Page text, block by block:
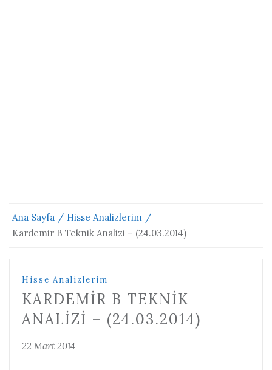
Ana Sayfa
Hisse Analizlerim
Kardemir B Teknik Analizi – (24.03.2014)
Hisse Analizlerim
KARDEMIR B TEKNIK
ANALIZI – (24.03.2014)
22 Mart 2014